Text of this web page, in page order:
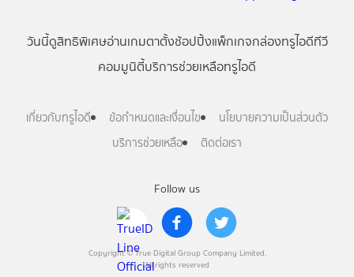
Follow us
Copyright © True Digital Group Company Limited.
All rights reserved
วันนี้ดูสิทธิพิเศษอ่านเกมตาตั้งช้อปปิ้งแพ็กเกจกล่องทรูไอดีทีวี
คอมมูนิตี้บริการช่วยเหลือทรูไอดี
เกี่ยวกับทรูไอดี ข้อกำหนดและเงื่อนไข
นโยบายความเป็นส่วนตัว
บริการช่วยเหลือ
ติดต่อเรา